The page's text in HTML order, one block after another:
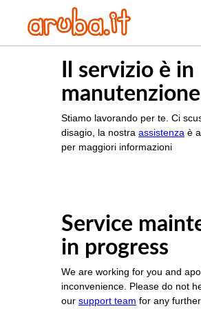
Il servizio è in
manutenzione
Stiamo lavorando per te. Ci
disagio, la nostra assistenza è
per maggiori informazioni
Service
in progress
We are working for you and
inconvenience. Please do not
our support team for any